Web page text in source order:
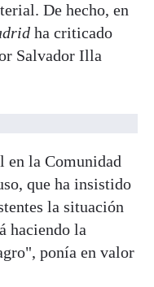
De hecho, en
ha criticado
Salvador Illa
en la Comunidad
que ha insistido
la situación
haciendo la
ponía en valor